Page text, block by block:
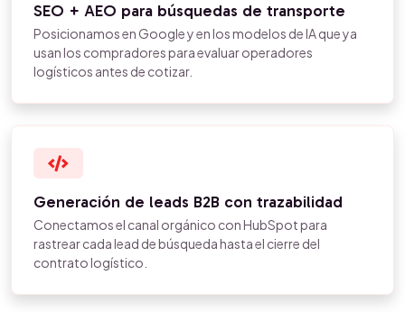
SEO + AEO para búsquedas de transporte
Posicionamos en Google y en los modelos de IA que ya
usan los compradores para evaluar operadores
logísticos antes de cotizar.
Generación de leads B2B con trazabilidad
Conectamos el canal orgánico con HubSpot para
rastrear cada lead de búsqueda hasta el cierre del
contrato logístico.